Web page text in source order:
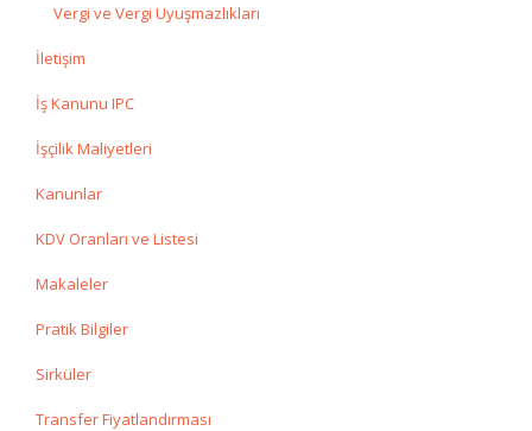
Vergi ve Vergi Uyuşmazlıkları
İletişim
İş Kanunu IPC
İşçilik Maliyetleri
Kanunlar
KDV Oranları ve Listesi
Makaleler
Pratik Bilgiler
Sirküler
Transfer Fiyatlandırması